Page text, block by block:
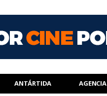
ANTÁRTIDA AGENCIA